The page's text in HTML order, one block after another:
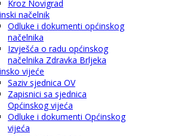
Kroz Novigrad
načelnik
Odluke i dokumenti općinskog
načelnika
Izvješća o radu općinskog
načelnika Zdravka Brljeka
vijeće
Saziv sjednica OV
Zapisnici sa sjednica
Općinskog vijeća
Odluke i dokumenti Općinskog
vijeća